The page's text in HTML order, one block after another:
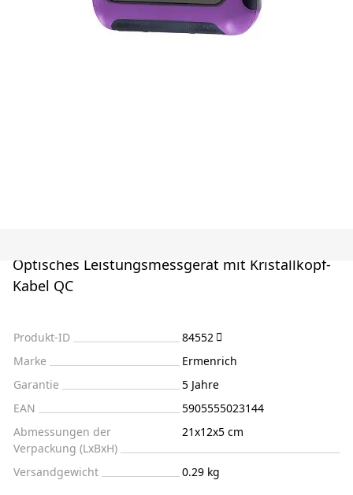
Optisches Leistungsmessgerät mit Kristallkopf-
Kabel QC
Produkt-ID
84552
Marke
Ermenrich
Garantie
5 Jahre
EAN
5905555023144
Abmessungen der
Verpackung (LxBxH)
21x12x5 cm
Versandgewicht 0.29 kg